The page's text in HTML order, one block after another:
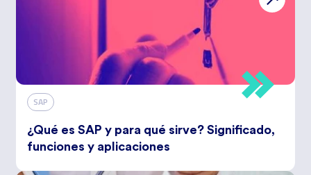
SAP
¿Qué es SAP y para qué sirve? Significado,
funciones y aplicaciones